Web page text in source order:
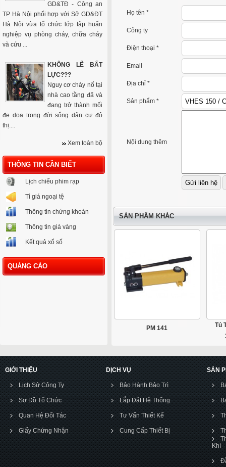
GD&TĐ - Công an
TP Hà Nội phối hợp với Sở GD&ĐT
Hà Nội vừa tổ chức lớp tập huấn
nghiệp vụ phòng cháy, chữa cháy
và cứu ...
KHÔNG LẼ BẤT
LỰC???
Nguy cơ cháy nổ tại
nhà cao tầng đã và
đang trở thành mối
đe dọa trong đời sống dân cư đô
thị....
Xem toàn bộ
THÔNG TIN CẦN BIẾT
Lịch chiếu phim rạp
Tỉ giá ngoại tệ
Thông tin chứng khoán
Thông tin giá vàng
Kết quả xổ số
QUẢNG CÁO
Họ tên *
Công ty
Điện thoại *
Email
Địa chỉ *
Sản phẩm *
Nội dung thêm
SẢN PHẨM KHÁC
PM 141
Tủ
GIỚI THIỆU
Lịch Sử Công Ty
Sơ Đồ Tổ Chức
Quan Hệ Đối Tác
Giấy Chứng Nhận
DỊCH VỤ
Bảo Hành Bảo Trì
Lắp Đặt Hệ Thống
Tư Vấn Thiết Kế
Cung Cấp Thiết Bị
SẢN
Khí